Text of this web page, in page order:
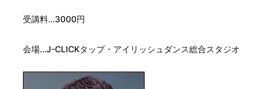
受講料…3000円
会場…J-CLICKタップ・アイリッシュダンス総合スタジオ